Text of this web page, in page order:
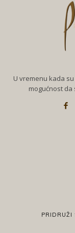
U vremenu kada
mogućnost da
PRIDRUŽI